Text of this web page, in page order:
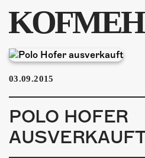
PROGRAMM
GALERIE
03.09.2015
POLO HOFER